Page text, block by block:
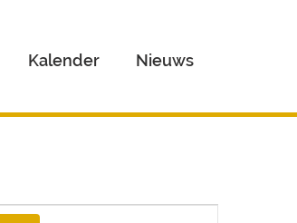
Kalender Nieuws